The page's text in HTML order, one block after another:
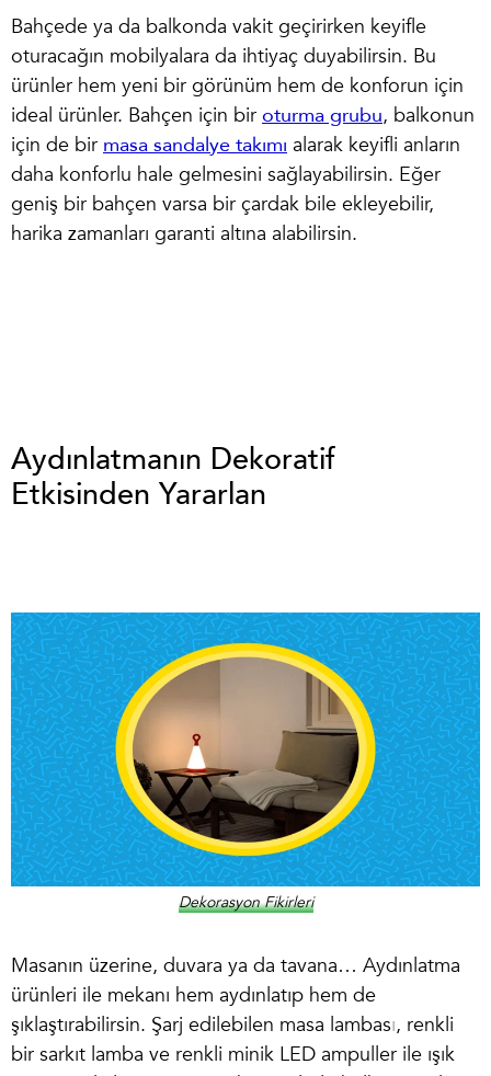
Bahçede ya da balkonda vakit geçirirken keyifle
oturacağın mobilyalara da ihtiyaç duyabilirsin. Bu
ürünler hem yeni bir görünüm hem de konforun için
ideal ürünler. Bahçen için bir oturma grubu, balkonun
için de bir masa sandalye takımı alarak keyifli anların
daha konforlu hale gelmesini sağlayabilirsin. Eğer
geniş bir bahçen varsa bir çardak bile ekleyebilir,
harika zamanları garanti altına alabilirsin.
Aydınlatmanın Dekoratif
Etkisinden Yararlan
Dekorasyon Fikirleri
Masanın üzerine, duvara ya da tavana… Aydınlatma
ürünleri ile mekanı hem aydınlatıp hem de
şıklaştırabilirsin. Şarj edilebilen masa lambası, renkli
bir sarkıt lamba ve renkli minik LED ampuller ile ışık